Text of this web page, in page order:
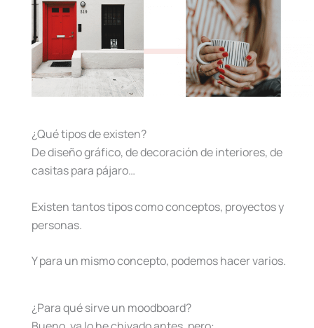
¿Qué tipos de existen?
De diseño gráfico, de decoración de interiores, de
casitas para pájaro…
Existen tantos tipos como conceptos, proyectos y
personas.
Y para un mismo concepto, podemos hacer varios.
¿Para qué sirve un moodboard?